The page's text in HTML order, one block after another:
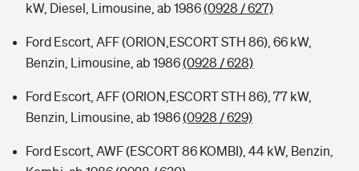
kW, Diesel, Limousine, ab 1986(0928 / 627)
Ford Escort, AFF (ORION,ESCORT STH 86), 66 kW,
Benzin, Limousine, ab 1986(0928 / 628)
Ford Escort, AFF (ORION,ESCORT STH 86), 77 kW,
Benzin, Limousine, ab 1986(0928 / 629)
Ford Escort, AWF (ESCORT 86 KOMBI), 44 kW, Benzin,